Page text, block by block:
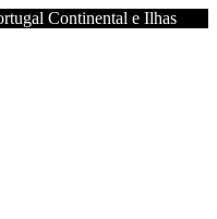
Continental e Ilhas